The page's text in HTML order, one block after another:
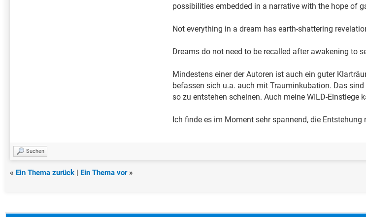
possibilities embedded in a narrative with the hope of
Not everything in a dream has earth-shattering
Dreams do not need to be recalled after awakening to
Mindestens einer der Autoren ist auch ein guter
befassen sich u.a. auch mit Trauminkubation. Das
so zu entstehen scheinen. Auch meine WILD-Einstiege
Ich finde es im Moment sehr spannend, die
Suchen
« Ein Thema zurück | Ein Thema vor»